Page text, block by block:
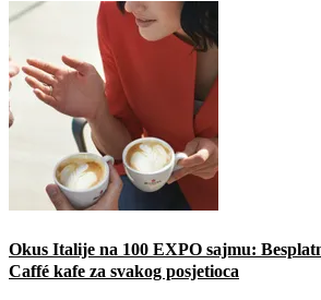
Okus Italije na 100 EXPO sajmu:
Caffé kafe za svakog posjetioca